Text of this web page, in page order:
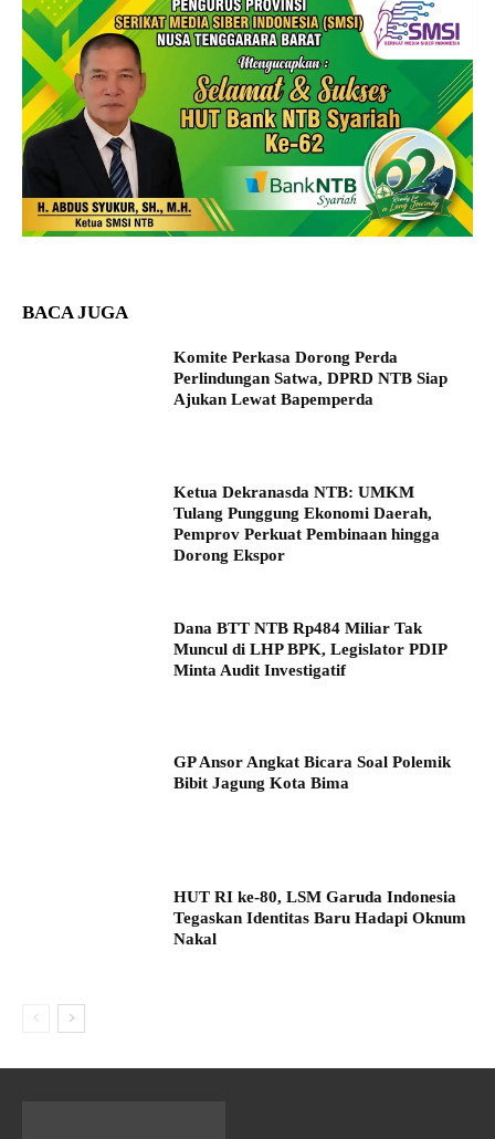
BACA JUGA
Komite Perkasa Dorong Perda
Perlindungan Satwa, DPRD NTB Siap
Ajukan Lewat Bapemperda
Ketua Dekranasda NTB: UMKM
Tulang Punggung Ekonomi Daerah,
Pemprov Perkuat Pembinaan hingga
Dorong Ekspor
Dana BTT NTB Rp484 Miliar Tak
Muncul di LHP BPK, Legislator PDIP
Minta Audit Investigatif
GP Ansor Angkat Bicara Soal Polemik
Bibit Jagung Kota Bima
HUT RI ke-80, LSM Garuda Indonesia
Tegaskan Identitas Baru Hadapi Oknum
Nakal